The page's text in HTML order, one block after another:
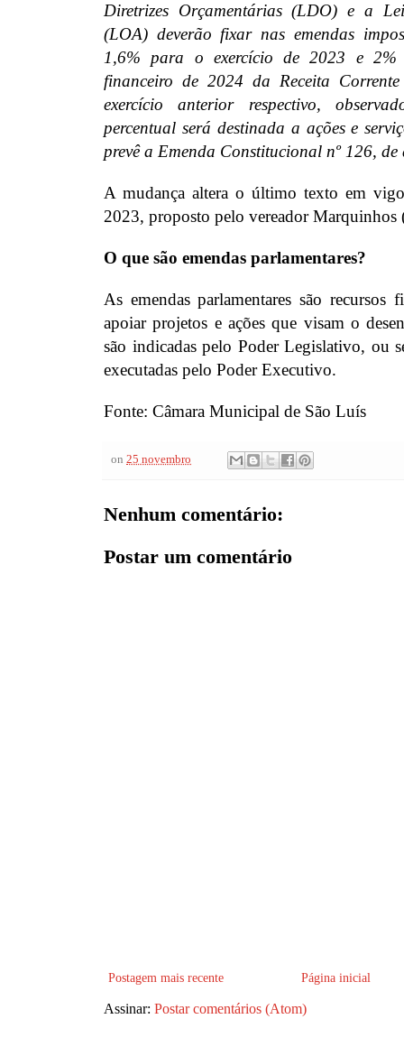
Diretrizes Orçamentárias (LDO) e a
(LOA) deverão fixar nas emendas
1,6% para o exercício de 2023 e
financeiro de 2024 da Receita
exercício anterior respectivo,
percentual será destinada a ações e
prevê a Emenda Constitucional nº 126, de
A mudança altera o último texto em
2023, proposto pelo vereador
O que são emendas parlamentares?
As emendas parlamentares são recursos
apoiar projetos e ações que visam o
são indicadas pelo Poder Legislativo, ou
executadas pelo Poder Executivo.
Fonte: Câmara Municipal de São Luís
on 25 novembro
Nenhum comentário:
Postar um comentário
Postagem mais recente Página inicial
Assinar: Postar comentários (Atom)